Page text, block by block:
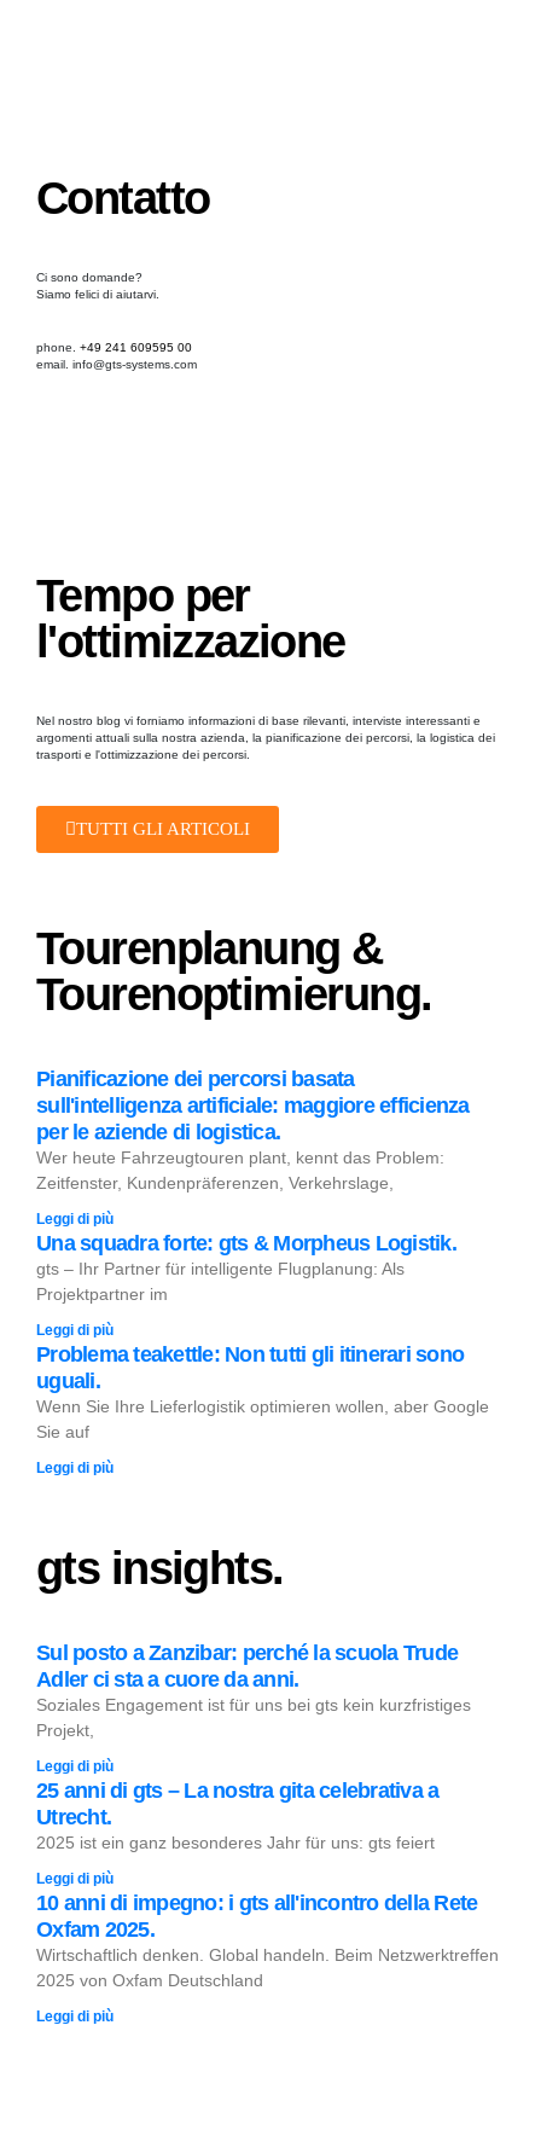
Contatto
Ci sono domande?
Siamo felici di aiutarvi.
phone. +49 241 609595 00
email. info@gts-systems.com
Tempo per
l'ottimizzazione
Nel nostro blog vi forniamo informazioni di base rilevanti, interviste interessanti e
argomenti attuali sulla nostra azienda, la pianificazione dei percorsi, la logistica dei
trasporti e l'ottimizzazione dei percorsi.
TUTTI GLI ARTICOLI
Tourenplanung &
Tourenoptimierung.
Pianificazione dei percorsi basata
sull'intelligenza artificiale: maggiore efficienza
per le aziende di logistica.
Wer heute Fahrzeugtouren plant, kennt das Problem:
Zeitfenster, Kundenpräferenzen, Verkehrslage,
Leggi di più
Una squadra forte: gts & Morpheus Logistik.
gts – Ihr Partner für intelligente Flugplanung: Als
Projektpartner im
Leggi di più
Problema teakettle: Non tutti gli itinerari sono
uguali.
Wenn Sie Ihre Lieferlogistik optimieren wollen, aber Google
Sie auf
Leggi di più
gts insights.
Sul posto a Zanzibar: perché la scuola Trude
Adler ci sta a cuore da anni.
Soziales Engagement ist für uns bei gts kein kurzfristiges
Projekt,
Leggi di più
25 anni di gts – La nostra gita celebrativa a
Utrecht.
2025 ist ein ganz besonderes Jahr für uns: gts feiert
Leggi di più
10 anni di impegno: i gts all'incontro della Rete
Oxfam 2025.
Wirtschaftlich denken. Global handeln. Beim Netzwerktreffen
2025 von Oxfam Deutschland
Leggi di più